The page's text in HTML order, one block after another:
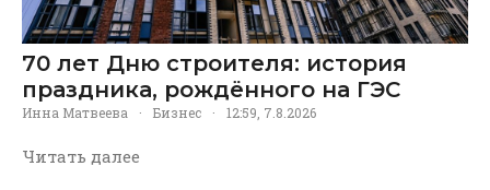
70 лет Дню строителя: история
праздника, рождённого на ГЭС
Инна Матвеева · Бизнес · 12:59, 7.8.2026
Читать далее